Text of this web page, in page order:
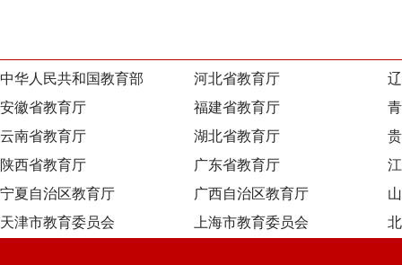
中华人民共和国教育部 河北省教育厅
安徽省教育厅
福建省教育厅
云南省教育厅
湖北省教育厅
陕西省教育厅
广东省教育厅
宁夏自治区教育厅
广西自治区教育厅
天津市教育委员会
上海市教育委员会